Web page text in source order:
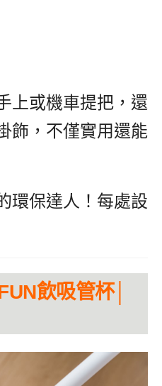
上或機車提把，還
飾，不僅實用還能
環保達人！每處設
飲吸管杯│